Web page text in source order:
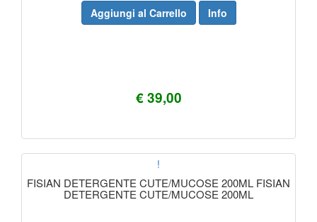
€ 39,00
Aggiungi al Carrello Info
!
FISIAN DETERGENTE CUTE/MUCOSE 200ML FISIAN
DETERGENTE CUTE/MUCOSE 200ML